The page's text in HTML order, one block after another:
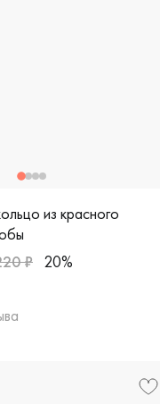
из красного
₽ 20%